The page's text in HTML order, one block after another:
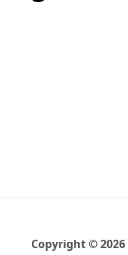
Copyright ©2026